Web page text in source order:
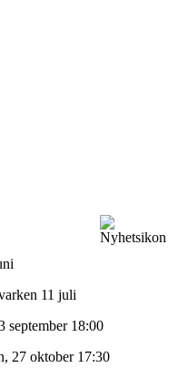
11 juli
september 18:00
27 oktober 17:30